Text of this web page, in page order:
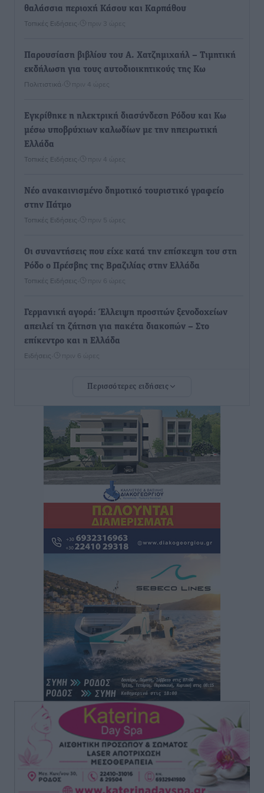
θαλάσσια περιοχή Κάσου και Καρπάθου
Τοπικές Ειδήσεις πριν 3 ώρες
Παρουσίαση βιβλίου του Α. Χατζημιχαήλ – Τιμητική
εκδήλωση για τους αυτοδιοικητικούς της Κω
Πολιτιστικά πριν 4 ώρες
Εγκρίθηκε η ηλεκτρική διασύνδεση Ρόδου και Κω
μέσω υποβρύχιων καλωδίων με την ηπειρωτική
Ελλάδα
Τοπικές Ειδήσεις πριν 4 ώρες
Νέο ανακαινισμένο δημοτικό τουριστικό γραφείο
στην Πάτμο
Τοπικές Ειδήσεις πριν 5 ώρες
Οι συναντήσεις που είχε κατά την επίσκεψη του στη
Ρόδο ο Πρέσβης της Βραζιλίας στην Ελλάδα
Τοπικές Ειδήσεις πριν 6 ώρες
Γερμανική αγορά: Έλλειψη προσιτών ξενοδοχείων
απειλεί τη ζήτηση για πακέτα διακοπών – Στο
επίκεντρο και η Ελλάδα
Ειδήσεις πριν 6 ώρες
Νέο ξενοδοχείο στη Ρόδο για την H Hotels –
Τοπικές Ειδήσεις• πριν 6 ώρες
Αυτοκίνητο μπήκε παράνομα σε μονόδρομο στο
Μαστιχάρι – Αναποδογύρισε όχημα με μητέρα και
Τοπικές Ειδήσεις• πριν 6 ώρες
“Η Ευρώπη αντιμετώπιζε το προσφυγικό σαν ταινία
τρόμου” – Η συγκλονιστική μαρτυρία της Χαρούλας
Γιασιράνη στον RV για τα γεγονότα που οδήγησαν στο
Σύμφωνο της Λέρου
Τοπικές Ειδήσεις • πριν 6 ώρες
Συναυλία με τον Γιάννη Κότσιρα στις 21 Αυγούστου
Πολιτιστικά• πριν 6 ώρες
Έκτακτη συνεδρίαση της Δημοτικής Επιτροπής Ρόδου
αύριο Παρασκευή 7 Αυγούστου
Τοπικές Ειδήσεις• πριν 6 ώρες
ΑΕΡΑ: Δεν σταματάει να ενισχύεται, νέο απόκτημα ο
Μητρόπουλος
Αθλητικά πριν 7 ώρες
Περισσότερες ειδήσεις